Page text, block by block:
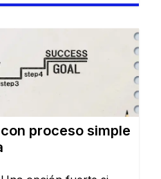
minutos. 💰 Ideal
una cuenta digital
TurboPeso La
[…]
proceso simple